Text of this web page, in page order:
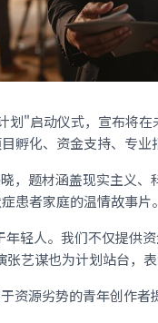
划"启动仪式，宣布将
孵化、资金支持、专业
，题材涵盖现实主义
患者家庭的温情故事片。
轻人。我们不仅提供
艺谋也为计划站台，
资源劣势的青年创作